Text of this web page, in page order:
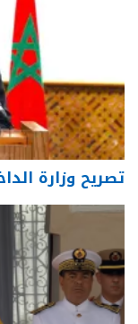
تصريح وزارة